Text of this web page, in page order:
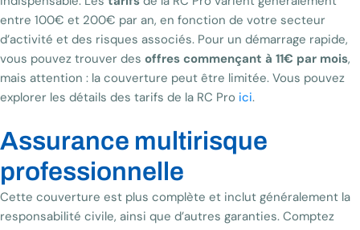
entre 100€ et 200€ par an, en fonction de votre secteur
d’activité et des risques associés. Pour un démarrage rapide,
vous pouvez trouver des offres commençant à 11€ par mois,
mais attention : la couverture peut être limitée. Vous pouvez
explorer les détails des tarifs de la RC Pro ici.
Assurance multirisque
professionnelle
Cette couverture est plus complète et inclut généralement la
responsabilité civile, ainsi que d’autres garanties. Comptez